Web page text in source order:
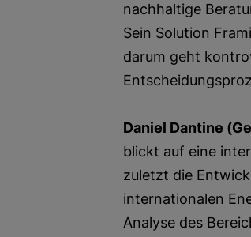
nachhaltige
Sein Solution
darum geht
Daniel Dantine
blickt auf eine
zuletzt die
internationalen
Analyse des